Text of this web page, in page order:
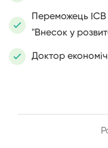
Переможець ICB
"Внесок у
Доктор